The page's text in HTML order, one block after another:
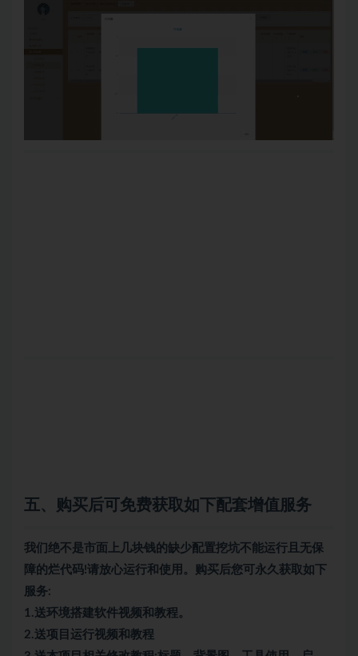
五、购买后可免费获取如下配套增值服务
我们绝不是市面上几块钱的缺少配置挖坑不能运行且无保
障的烂代码!请放心运行和使用。购买后您可永久获取如下
服务:
1.送环境搭建软件视频和教程。
2.送项目运行视频和教程